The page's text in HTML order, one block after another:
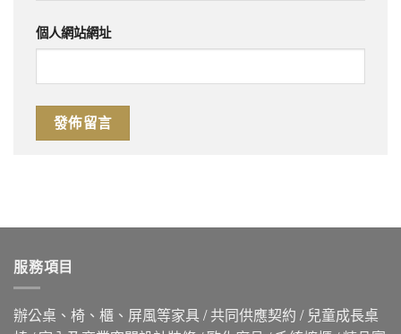
個人網站網址
服務項目
辦公桌、椅、櫃、屏風等家具 / 共同供應契約 / 兒童成長桌